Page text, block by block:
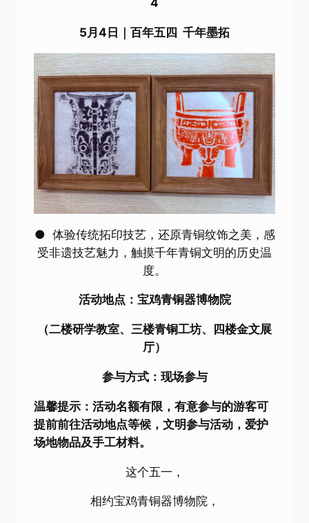
4
5月4日｜百年五四 千年墨拓
● 体验传统拓印技艺，还原青铜纹饰之美，感
受非遗技艺魅力，触摸千年青铜文明的历史温
度。
活动地点：宝鸡青铜器博物院
（二楼研学教室、三楼青铜工坊、四楼金文展
厅）
参与方式：现场参与
温馨提示：活动名额有限，有意参与的游客可
提前前往活动地点等候，文明参与活动，爱护
场地物品及手工材料。
这个五一，
相约宝鸡青铜器博物院，